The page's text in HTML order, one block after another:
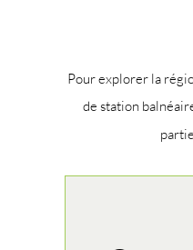
Pour explorer la
de station